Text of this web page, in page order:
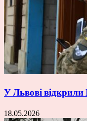
У Львові
18.05.2026